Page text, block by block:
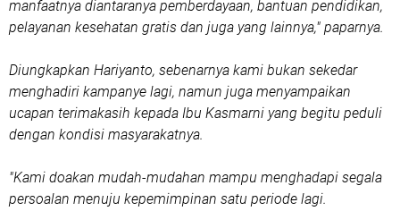
manfaatnya diantaranya pemberdayaan, bantuan pendidikan,
pelayanan kesehatan gratis dan juga yang lainnya," paparnya.
Diungkapkan Hariyanto, sebenarnya kami bukan sekedar
menghadiri kampanye lagi, namun juga menyampaikan
ucapan terimakasih kepada Ibu Kasmarni yang begitu peduli
dengan kondisi masyarakatnya.
"Kami doakan mudah-mudahan mampu menghadapi segala
persoalan menuju kepemimpinan satu periode lagi.